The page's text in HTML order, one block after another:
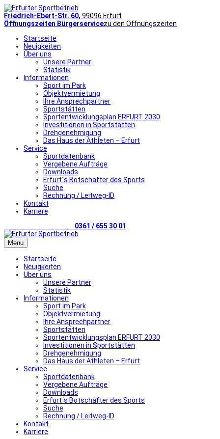
Friedrich-Ebert-Str. 60, 99096 Erfurt
Öffnungszeiten Bürgerservicezu den Öffnungszeiten
Startseite
Neuigkeiten
Über uns
Unsere Partner
Statistik
Informationen
Sport im Park
Objektvermietung
Ihre Ansprechpartner
Sportstätten
Sportentwicklungsplan ERFURT 2030
Investitionen in Sportstätten
Drehgenehmigung
Das Haus der Athleten – Erfurt
Service
Sportdatenbank
Vergebene Aufträge
Downloads
Erfurt´s Botschafter des Sports
Suche
Rechnung / Leitweg-ID
Kontakt
Karriere
0361 / 655 30 01
Menu
Startseite
Neuigkeiten
Über uns
Unsere Partner
Statistik
Informationen
Sport im Park
Objektvermietung
Ihre Ansprechpartner
Sportstätten
Sportentwicklungsplan ERFURT 2030
Investitionen in Sportstätten
Drehgenehmigung
Das Haus der Athleten – Erfurt
Service
Sportdatenbank
Vergebene Aufträge
Downloads
Erfurt´s Botschafter des Sports
Suche
Rechnung / Leitweg-ID
Kontakt
Karriere